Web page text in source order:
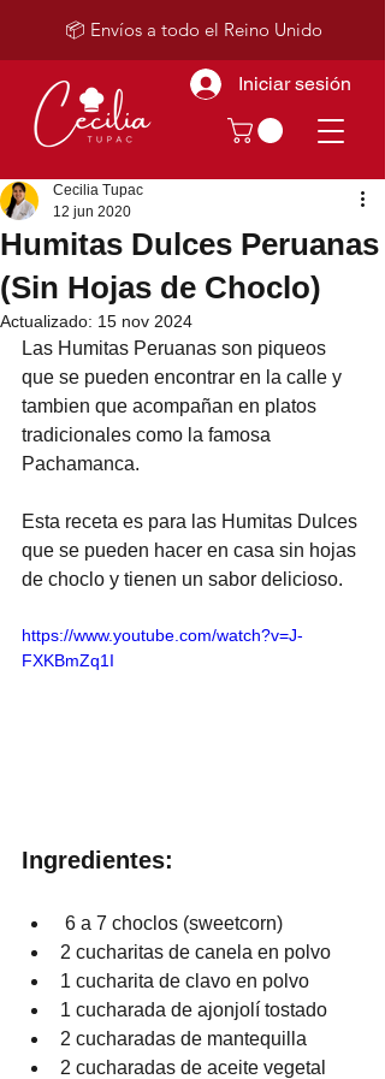
Iniciar sesión
📦 Envíos a todo el Reino Unido
Humitas Dulces Peruanas
(Sin Hojas de Choclo)
Cecilia Tupac
12 jun 2020
Actualizado: 15 nov 2024
Las Humitas Peruanas son piqueos
que se pueden encontrar en la calle y
tambien que acompañan en platos
tradicionales como la famosa
Pachamanca.
Esta receta es para las Humitas Dulces
que se pueden hacer en casa sin hojas
de choclo y tienen un sabor delicioso.
https://www.youtube.com/watch?v=J-
FXKBmZq1I
Ingredientes:
6 a 7 choclos (sweetcorn)
2 cucharitas de canela en polvo
1 cucharita de clavo en polvo
1 cucharada de ajonjolí tostado
2 cucharadas de mantequilla
2 cucharadas de aceite vegetal